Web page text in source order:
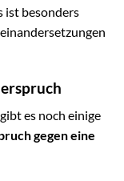
ist besonders
es noch einige
gegen eine